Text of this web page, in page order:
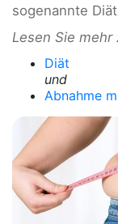
sogenannte
Lesen Sie mehr
Diät
und
Abnahme